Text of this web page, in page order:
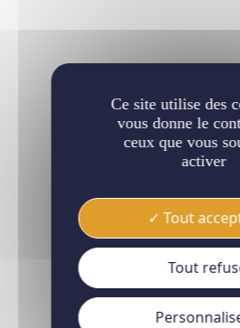
Ce site utilise des
vous donne le
ceux que vous
activer
Tout
Tout